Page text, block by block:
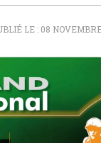
LE : 08